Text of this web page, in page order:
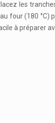
les
four (180
à préparer